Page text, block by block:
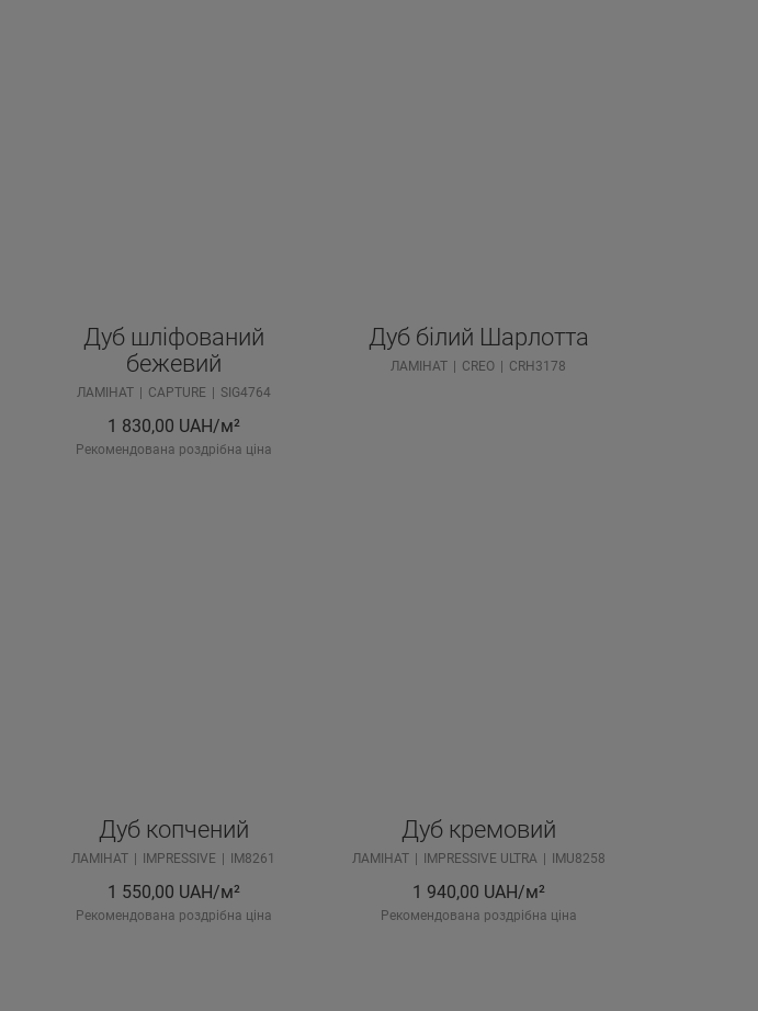
Дуб шліфований
бежевий
ЛАМІНАТ CAPTURE SIG4764
1 830,00 UAH/м²
Рекомендована роздрібна ціна
Дуб білий Шарлотта
ЛАМІНАТ CREO CRH3178
Дуб копчений
ЛАМІНАТ IMPRESSIVE IM8261
1 550,00 UAH/м²
Рекомендована роздрібна ціна
Дуб кремовий
ЛАМІНАТ IMPRESSIVE ULTRA IMU8258
1 940,00 UAH/м²
Рекомендована роздрібна ціна